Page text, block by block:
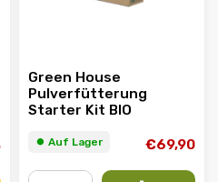
Green House
Pulverfütterung
Starter Kit BIO
⏺︎ Auf Lager €69,90